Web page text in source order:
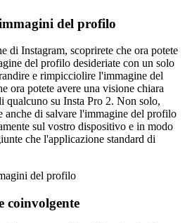
del profilo
di Instagram, scoprirete che ora potete
del profilo desideriate con un solo
e rimpicciolire l'immagine del
ora potete avere una visione chiara
su Insta Pro 2. Non solo,
anche di salvare l'immagine del profilo
sul vostro dispositivo e in modo
che l'applicazione standard di
coinvolgente